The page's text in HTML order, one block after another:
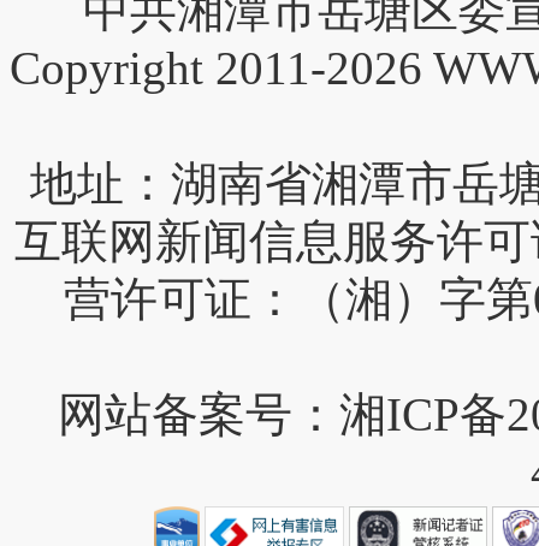
Copyright 2011-2026
互联网新闻信息服务许
营许可证：（湘）字第
网站备案号：湘ICP备